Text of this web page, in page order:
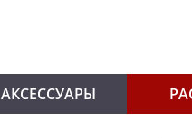
АКСЕССУАРЫ